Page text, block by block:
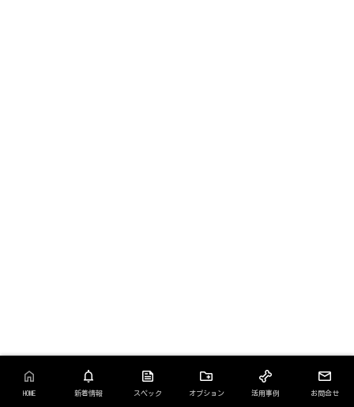
HOME 新着情報 スペック オプション 活用事例 お問合せ